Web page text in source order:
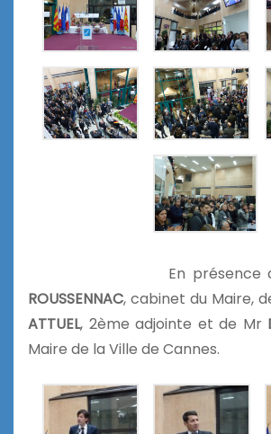
En présence de
ROUSSENNAC, cabinet du Maire,
ATTUEL, 2ème adjointe et de Mr
Maire de la Ville de Cannes.